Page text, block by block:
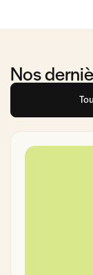
Nos